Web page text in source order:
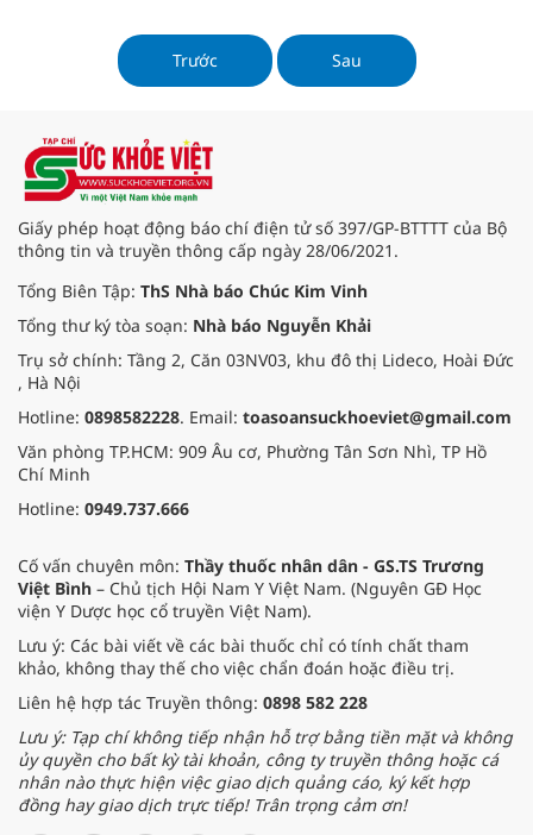
Trước Sau
Giấy phép hoạt động báo chí điện tử số 397/GP-BTTTT của Bộ
thông tin và truyền thông cấp ngày 28/06/2021.
Tổng Biên Tập: ThS Nhà báo Chúc Kim Vinh
Tổng thư ký tòa soạn: Nhà báo Nguyễn Khải
Trụ sở chính: Tầng 2, Căn 03NV03, khu đô thị Lideco, Hoài Đức
, Hà Nội
Hotline: 0898582228. Email: toasoansuckhoeviet@gmail.com
Văn phòng TP.HCM: 909 Âu cơ, Phường Tân Sơn Nhì, TP Hồ
Chí Minh
Hotline: 0949.737.666
Cố vấn chuyên môn: Thầy thuốc nhân dân - GS.TS Trương
Việt Bình – Chủ tịch Hội Nam Y Việt Nam. (Nguyên GĐ Học
viện Y Dược học cổ truyền Việt Nam).
Lưu ý: Các bài viết về các bài thuốc chỉ có tính chất tham
khảo, không thay thế cho việc chẩn đoán hoặc điều trị.
Liên hệ hợp tác Truyền thông: 0898 582 228
Lưu ý: Tạp chí không tiếp nhận hỗ trợ bằng tiền mặt và không
ủy quyền cho bất kỳ tài khoản, công ty truyền thông hoặc cá
nhân nào thực hiện việc giao dịch quảng cáo, ký kết hợp
đồng hay giao dịch trực tiếp! Trân trọng cảm ơn!